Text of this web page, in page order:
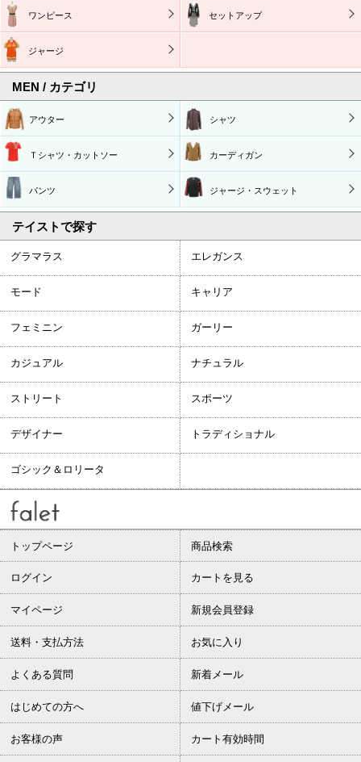
ワンピース セットアップ
ジャージ
MEN / カテゴリ
アウター シャツ
Ｔシャツ・カットソー カーディガン
パンツ ジャージ・スウェット
テイストで探す
グラマラス エレガンス
モード キャリア
フェミニン ガーリー
カジュアル ナチュラル
ストリート スポーツ
デザイナー トラディショナル
ゴシック＆ロリータ
トップページ 商品検索
ログイン カートを見る
マイページ 新規会員登録
送料・支払方法 お気に入り
よくある質問 新着メール
はじめての方へ 値下げメール
お客様の声 カート有効時間